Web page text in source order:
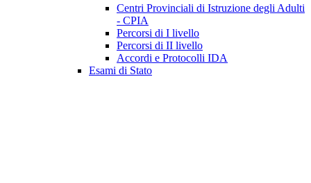
Centri Provinciali di Istruzione degli Adulti
- CPIA
Percorsi di I livello
Percorsi di II livello
Accordi e Protocolli IDA
Esami di Stato